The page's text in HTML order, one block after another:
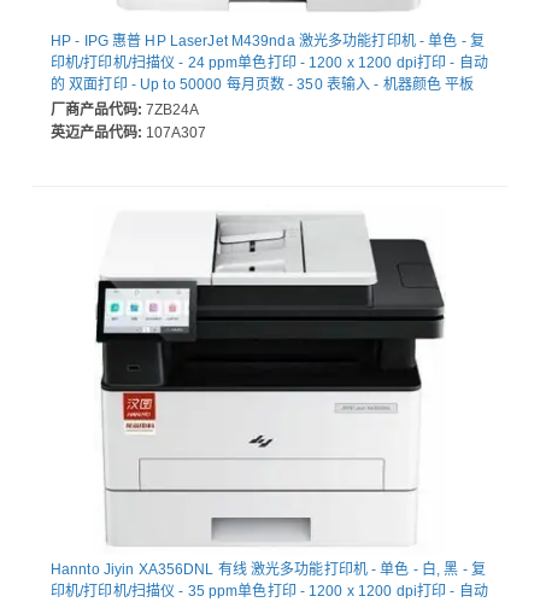
HP - IPG 惠普 HP LaserJet M439nda 激光多功能打印机 - 单色 - 复
印机/打印机/扫描仪 - 24 ppm单色打印 - 1200 x 1200 dpi打印 - 自动
的 双面打印 - Up to 50000 每月页数 - 350 表输入 - 机器颜色 平板
扫描仪 - 600 dpi光学扫描 - Fast Ethernet - USB - 为 普通纸打印
厂商产品代码: 7ZB24A
英迈产品代码: 107A307
Hannto Jiyin XA356DNL 有线 激光多功能打印机 - 单色 - 白, 黑 - 复
印机/打印机/扫描仪 - 35 ppm单色打印 - 1200 x 1200 dpi打印 - 自动